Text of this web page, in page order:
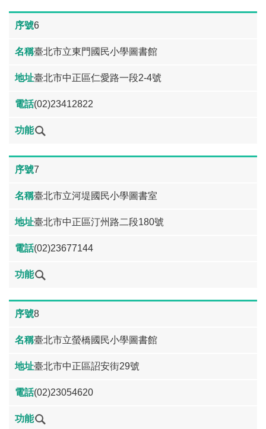
6
臺北市立東門國民小學圖書館
臺北市中正區仁愛路一段2-4號
(02)23412822
7
臺北市立河堤國民小學圖書室
臺北市中正區汀州路二段180號
(02)23677144
8
臺北市立螢橋國民小學圖書館
臺北市中正區詔安街29號
(02)23054620